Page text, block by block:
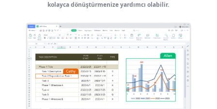
kolayca dönüştürmenize yardımcı olabilir.